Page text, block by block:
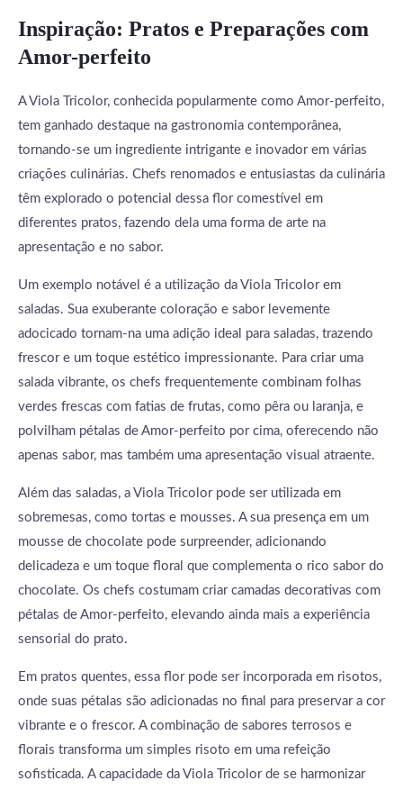
Inspiração: Pratos e Preparações com
Amor-perfeito
A Viola Tricolor, conhecida popularmente como Amor-perfeito,
tem ganhado destaque na gastronomia contemporânea,
tornando-se um ingrediente intrigante e inovador em várias
criações culinárias. Chefs renomados e entusiastas da culinária
têm explorado o potencial dessa flor comestível em
diferentes pratos, fazendo dela uma forma de arte na
apresentação e no sabor.
Um exemplo notável é a utilização da Viola Tricolor em
saladas. Sua exuberante coloração e sabor levemente
adocicado tornam-na uma adição ideal para saladas, trazendo
frescor e um toque estético impressionante. Para criar uma
salada vibrante, os chefs frequentemente combinam folhas
verdes frescas com fatias de frutas, como pêra ou laranja, e
polvilham pétalas de Amor-perfeito por cima, oferecendo não
apenas sabor, mas também uma apresentação visual atraente.
Além das saladas, a Viola Tricolor pode ser utilizada em
sobremesas, como tortas e mousses. A sua presença em um
mousse de chocolate pode surpreender, adicionando
delicadeza e um toque floral que complementa o rico sabor do
chocolate. Os chefs costumam criar camadas decorativas com
pétalas de Amor-perfeito, elevando ainda mais a experiência
sensorial do prato.
Em pratos quentes, essa flor pode ser incorporada em risotos,
onde suas pétalas são adicionadas no final para preservar a cor
vibrante e o frescor. A combinação de sabores terrosos e
florais transforma um simples risoto em uma refeição
sofisticada. A capacidade da Viola Tricolor de se harmonizar